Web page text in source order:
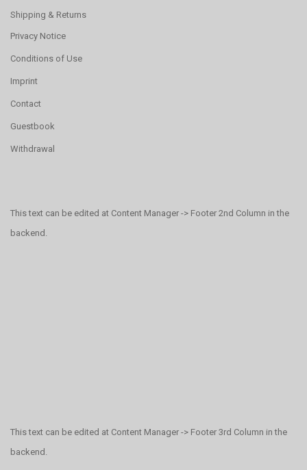
Shipping & Returns
Privacy Notice
Conditions of Use
Imprint
Contact
Guestbook
Withdrawal
This text can be edited at Content Manager -> Footer 2nd Column in the
backend.
This text can be edited at Content Manager -> Footer 3rd Column in the
backend.